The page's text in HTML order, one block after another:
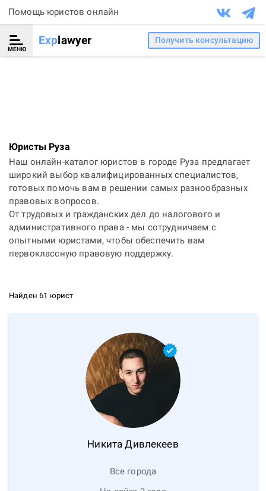
Помощь юристов онлайн
МЕНЮ
Explawyer Получить консультацию
Юристы Руза
Наш онлайн-каталог юристов в городе Руза предлагает
широкий выбор квалифицированных специалистов,
готовых помочь вам в решении самых разнообразных
правовых вопросов.
От трудовых и гражданских дел до налогового и
административного права - мы сотрудничаем с
опытными юристами, чтобы обеспечить вам
первоклассную правовую поддержку.
Найден 61 юрист
Никита Дивлекеев
Все города